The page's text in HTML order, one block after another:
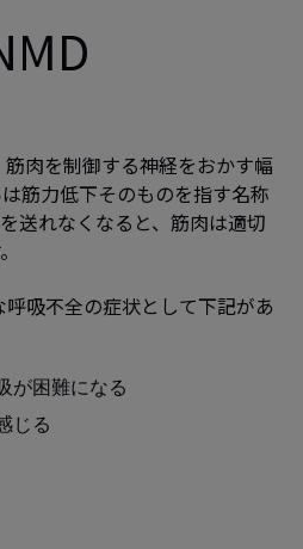
筋肉を制御する神経をおかす幅
筋力低下そのものを指す名称
送れなくなると、筋肉は適切
吸不全の症状として下記があ
が困難になる
じる